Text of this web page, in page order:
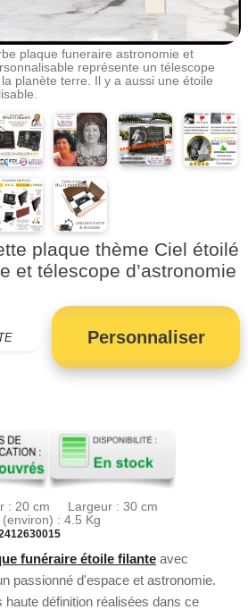
plaque funeraire astronomie et
représente un télescope
planète terre. Il y a aussi une étoile
plaque thème Ciel étoilé
et télescope d’astronomie
Personnaliser
: 20 cm Largeur : 30 cm
: 4.5 Kg
funéraire étoile filante avec
passionné d'espace et astronomie.
définition réalisées dans ce